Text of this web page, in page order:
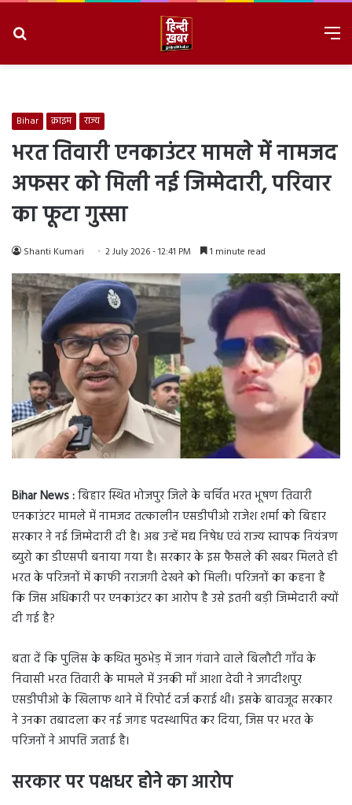
Bihar क्राइम राज्य
भरत तिवारी एनकाउंटर मामले में नामजद
अफसर को मिली नई जिम्मेदारी, परिवार
का फूटा गुस्सा
Shanti Kumari 2 July 2026 - 12:41 PM 1 minute read
Bihar News :बिहार स्थित भोजपुर जिले के चर्चित भरत भूषण तिवारी
एनकाउंटर मामले में नामजद तत्कालीन एसडीपीओ राजेश शर्मा को बिहार
सरकार ने नई जिम्मेदारी दी है। अब उन्हें मद्य निषेध एवं राज्य स्वापक नियंत्रण
ब्युरो का डीएसपी बनाया गया है। सरकार के इस फैसले की खबर मिलते ही
भरत के परिजनों में काफी नराजगी देखने को मिली। परिजनों का कहना है
कि जिस अधिकारी पर एनकाउंटर का आरोप है उसे इतनी बड़ी जिम्मेदारी क्यों
दी गई है?
बता दें कि पुलिस के कथित मुठभेड़ में जान गंवाने वाले बिलौटी गाँव के
निवासी भरत तिवारी के मामले में उनकी माँ आशा देवी ने जगदीशपुर
एसडीपीओ के खिलाफ थाने में रिपोर्ट दर्ज कराई थी। इसके बावजूद सरकार
ने उनका तबादला कर नई जगह पदस्थापित कर दिया, जिस पर भरत के
परिजनों ने आपत्ति जताई है।
सरकार पर पक्षधर होने का आरोप